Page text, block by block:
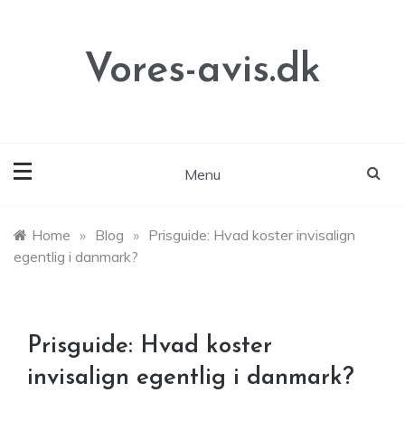
Vores-avis.dk
Menu
Home » Blog » Prisguide: Hvad koster invisalign
egentlig i danmark?
Prisguide: Hvad koster
invisalign egentlig i danmark?